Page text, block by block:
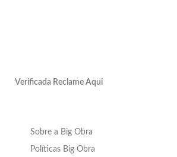
Verificada Reclame Aqui
Sobre a Big Obra
Políticas Big Obra